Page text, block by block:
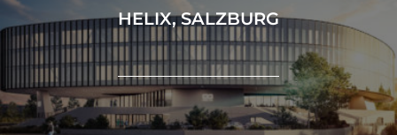
HELIX, SALZBURG